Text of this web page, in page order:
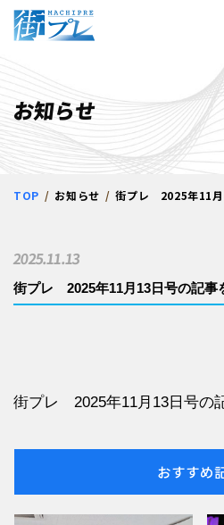
街プレ -
お知らせ
TOP お知らせ 街プレ 2025年11月13日号の記
街プレ 2025年11月13日号の記事
2025.11.13
街プレ 2025年11月13日号の
おすすめ